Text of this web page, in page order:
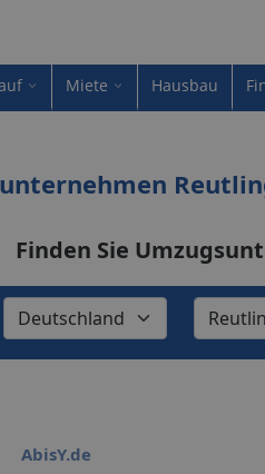
Miete Hausbau
Finden Sie
AbisY.de